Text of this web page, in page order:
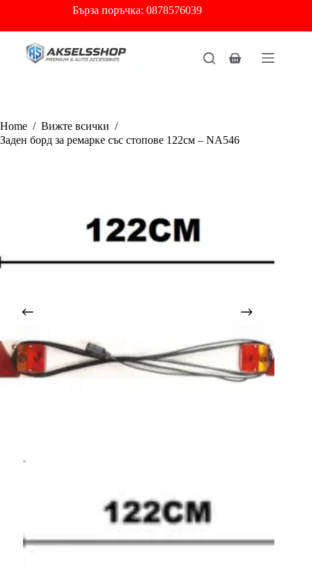
content
Бърза поръчка: 0878576039
Shopping
Home / Вижте всички /
Заден борд за ремарке със стопове 122см – NA546